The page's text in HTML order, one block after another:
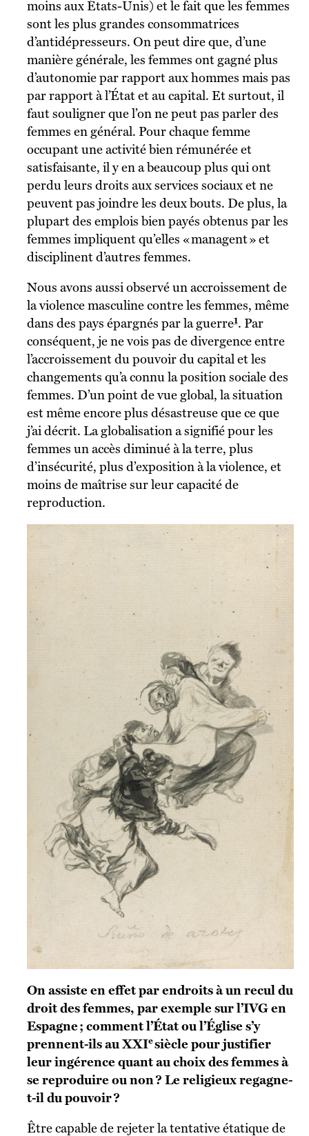
moins aux États-Unis) et le fait que les femmes
sont les plus grandes consommatrices
d’antidépresseurs. On peut dire que, d’une
manière générale, les femmes ont gagné plus
d’autonomie par rapport aux hommes mais pas
par rapport à l’État et au capital. Et surtout, il
faut souligner que l’on ne peut pas parler des
femmes en général. Pour chaque femme
occupant une activité bien rémunérée et
satisfaisante, il y en a beaucoup plus qui ont
perdu leurs droits aux services sociaux et ne
peuvent pas joindre les deux bouts. De plus, la
plupart des emplois bien payés obtenus par les
femmes impliquent qu’elles « managent » et
disciplinent d’autres femmes.
Nous avons aussi observé un accroissement de
la violence masculine contre les femmes, même
dans des pays épargnés par la guerre1. Par
conséquent, je ne vois pas de divergence entre
l’accroissement du pouvoir du capital et les
changements qu’a connu la position sociale des
femmes. D’un point de vue global, la situation
est même encore plus désastreuse que ce que
j’ai décrit. La globalisation a signifié pour les
femmes un accès diminué à la terre, plus
d’insécurité, plus d’exposition à la violence, et
moins de maîtrise sur leur capacité de
reproduction.
On assiste en effet par endroits à un recul du
droit des femmes, par exemple sur l’IVG en
Espagne ; comment l’État ou l’Église s’y
prennent-ils au XXIesiècle pour justifier
leur ingérence quant au choix des femmes à
se reproduire ou non ? Le religieux regagne-
t-il du pouvoir ?
Être capable de rejeter la tentative étatique de